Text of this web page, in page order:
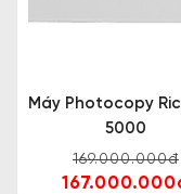
Công ty chúng tôi
tờ liên quan đến
bên cạnh đó luôn
Máy Photocopy
5000
169.000.000đ